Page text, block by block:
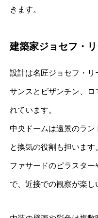
きます。
建築家ジョセフ・
設計は名匠ジョセフ・リ
サンスとビザンチン、ロ
れています。
中央ドームは遠景のラ
と換気の役割も担います
ファサードのピラスタ
で、近接での観察が楽し